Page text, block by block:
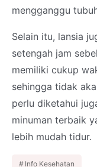
mengganggu
Selain itu, lansia
setengah jam
memiliki cukup
sehingga tidak
perlu diketahui
minuman terbaik
lebih mudah tidur.
Info Kesehatan